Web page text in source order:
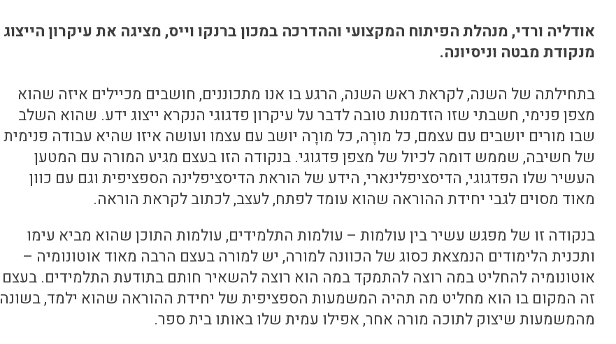
אודליה ורדי, מנהלת הפיתוח המקצועי וההדרכה במכון ברנקו וייס, מציגה את עיקרון הייצוג
מנקודת מבטה וניסיונה.
בתחילתה של השנה, לקראת ראש השנה, הרגע בו אנו מתכוננים, חושבים מכיילים איזה שהוא
מצפן פנימי, חשבתי שזו הזדמנות טובה לדבר על עיקרון פדגוגי הנקרא ייצוג ידע. שהוא השלב
שבו מורים יושבים עם עצמם, כל מורֶה, כל מורָה יושב עם עצמו ועושה איזו שהיא עבודה פנימית
של חשיבה, שממש דומה לכיול של מצפן פדגוגי. בנקודה הזו בעצם מגיע המורה עם המטען
העשיר שלו הפדגוגי, הדיסציפלינארי, הידע של הוראת הדיסציפלינה הספציפית וגם עם כוון
מאוד מסוים לגבי יחידת ההוראה שהוא עומד לפתח, לעצב, לכתוב לקראת הוראה.
בנקודה זו של מפגש עשיר בין עולמות – עולמות התלמידים, עולמות התוכן שהוא מביא עימו
ותכנית הלימודים הנמצאת כסוג של הכוונה למורה, יש למורה בעצם הרבה מאוד אוטונומיה –
אוטונומיה להחליט במה רוצה להתמקד במה הוא רוצה להשאיר חותם בתודעת התלמידים. בעצם
זה המקום בו הוא מחליט מה תהיה המשמעות הספציפית של יחידת ההוראה שהוא ילמד, בשונה
מהמשמעות שיצוק לתוכה מורה אחר, אפילו עמית שלו באותו בית ספר.